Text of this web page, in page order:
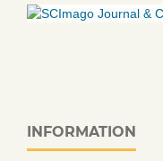
INFORMATION